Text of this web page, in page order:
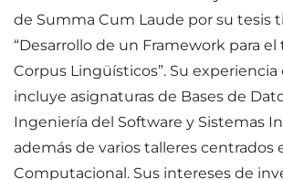
de Summa Cum Laude por su tesis
“Desarrollo de un Framework para
Corpus Lingüísticos”. Su
incluye asignaturas de Bases de
Ingeniería del Software y Sistemas
además de varios talleres centrados
Computacional. Sus intereses de